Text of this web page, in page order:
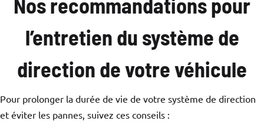
l’entretien du système de
direction de votre véhicule
Pour prolonger la durée de vie de votre système de direction
et éviter les pannes, suivez ces conseils :